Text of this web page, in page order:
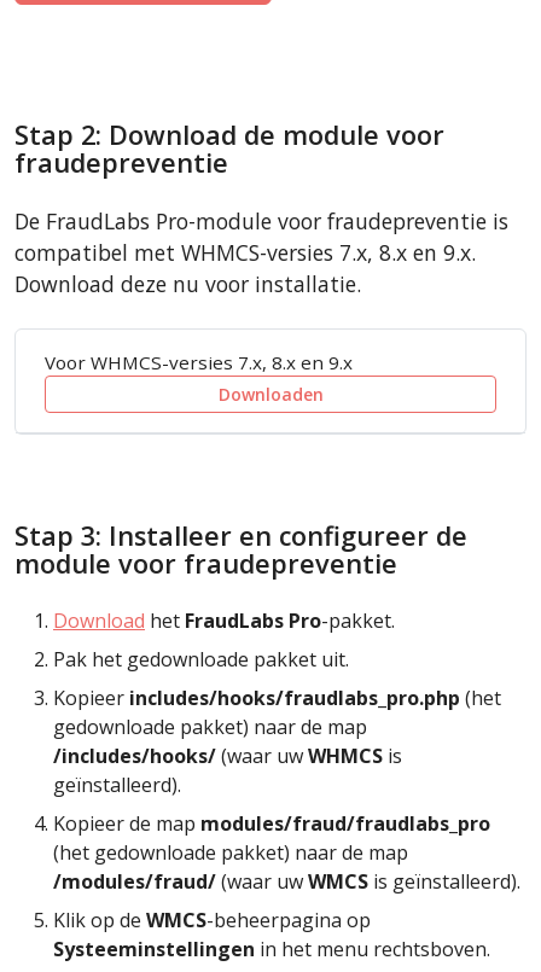
Stap 2: Download de module voor
fraudepreventie
De FraudLabs Pro-module voor fraudepreventie is
compatibel met WHMCS-versies 7.x, 8.x en 9.x.
Download deze nu voor installatie.
Voor WHMCS-versies 7.x, 8.x en 9.x
Downloaden
Stap 3: Installeer en configureer de
module voor fraudepreventie
Download het FraudLabs Pro-pakket.
Pak het gedownloade pakket uit.
Kopieer includes/hooks/fraudlabs_pro.php (het
gedownloade pakket) naar de map
/includes/hooks/(waar uwWHMCS is
geïnstalleerd).
Kopieer de map modules/fraud/fraudlabs_pro
(het gedownloade pakket) naar de map
/modules/fraud/(waar uwWMCS is geïnstalleerd).
Klik op de WMCS-beheerpagina op
Systeeminstellingen in het menu rechtsboven.